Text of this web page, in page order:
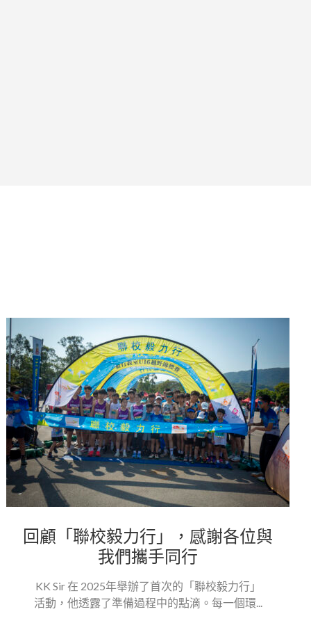
回顧「聯校毅力行」，感謝各位與
我們攜手同行
KK Sir 在 2025年舉辦了首次的「聯校毅力行」
活動，他透露了準備過程中的點滴。每一個環...